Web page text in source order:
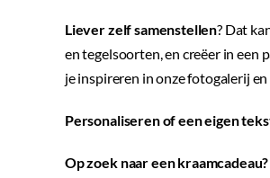
Liever zelf samenstellen? Dat
en tegelsoorten, en creëer in een
je inspireren in onze fotogalerij
Personaliseren of een eigen
Op zoek naar een kraamcadeau?